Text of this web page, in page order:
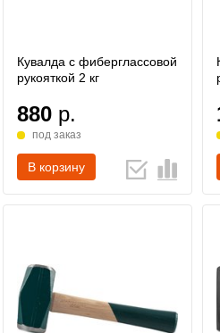
Кувалда с фиберглассовой
рукояткой 2 кг
880 р.
под заказ
В корзину